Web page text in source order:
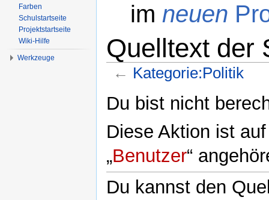
im neuen
Quelltext der
← Kategorie:Politik
Du bist nicht
Diese Aktion ist
„Benutzer“
Du kannst den
Farben
Schulstartseite
Projektstartseite
Wiki-Hilfe
Werkzeuge